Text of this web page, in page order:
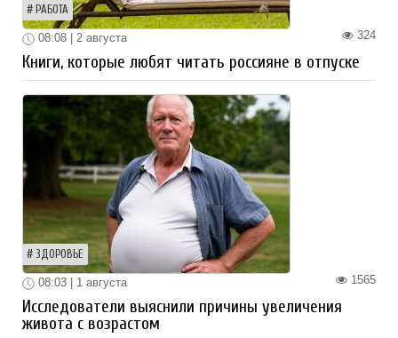
РАБОТА
324
08:08 | 2 августа
Книги, которые любят читать россияне в отпуске
ЗДОРОВЬЕ
1565
08:03 | 1 августа
Исследователи выяснили причины увеличения
живота с возрастом